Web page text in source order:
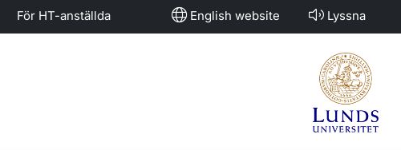
För HT-anställda English website Lyssna